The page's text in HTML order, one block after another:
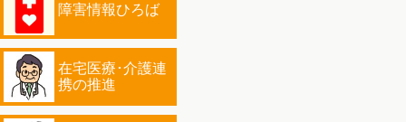
障害情報ひろば
在宅医療･介護連
携の推進